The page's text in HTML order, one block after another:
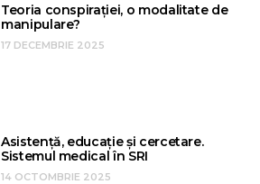
Teoria conspirației, o modalitate de
manipulare?
17 DECEMBRIE 2025
Asistență, educație și cercetare.
Sistemul medical în SRI
14 OCTOMBRIE 2025